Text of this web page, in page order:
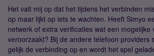
Het valt mij op dat het tijdens het verbinden
op maar lijkt op iets te wachten. Heeft Simyo
netwerk of extra verificaties wat een mogelijke
veroorzaakt? Bij de andere telefoon providers
gelijk de verbinding op en wordt het spel